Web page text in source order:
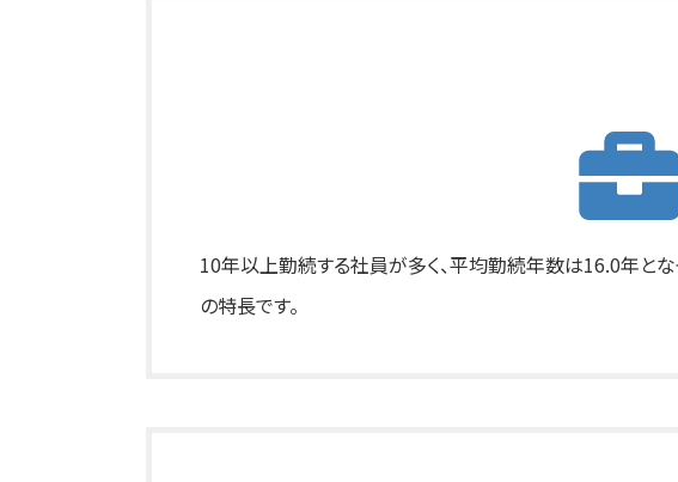
10年以上勤続する社員が多く、平均勤続年数は16.0年と
の特長です。